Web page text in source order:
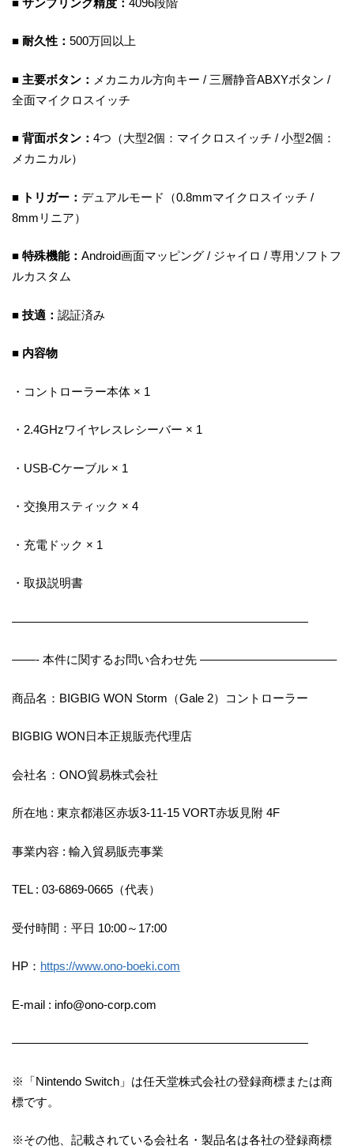
■ 耐久性： 500万回以上
■ 主要ボタン： メカニカル方向キー / 三層静音ABXYボタン /
全面マイクロスイッチ
■ 背面ボタン： 4つ（大型2個：マイクロスイッチ / 小型2個：
メカニカル）
■ トリガー： デュアルモード（0.8mmマイクロスイッチ /
8mmリニア）
■ 特殊機能： Android画面マッピング / ジャイロ / 専用ソフトフ
ルカスタム
■ 技適： 認証済み
■ 内容物
・コントローラー本体 × 1
・2.4GHzワイヤレスレシーバー × 1
・USB-Cケーブル × 1
・交換用スティック × 4
・充電ドック × 1
・取扱説明書
—————————————————————————
——- 本件に関するお問い合わせ先 ———————————–
商品名：BIGBIG WON Storm（Gale 2）コントローラー
BIGBIG WON日本正規販売代理店
​会社名：ONO貿易株式会社
所在地 : 東京都港区⾚坂3-11-15 VORT⾚坂⾒附 4F
事業内容 : 輸入貿易販売事業
TEL : 03-6869-0665（代表）
受付時間：平⽇ 10:00～17:00
HP： https://www.ono-boeki.com
E-mail : info@ono-corp.com
—————————————————————————
※「Nintendo Switch」は任天堂株式会社の登録商標または商
標です。
※その他、記載されている会社名・製品名は各社の登録商標